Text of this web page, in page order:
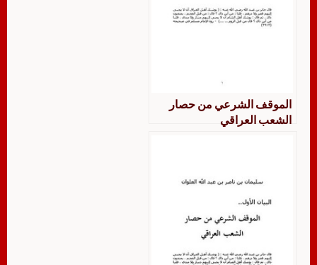
الموقف الشرعي من حصار
الشعب العراقي